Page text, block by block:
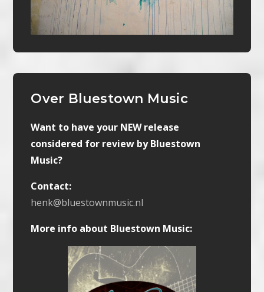
Over Bluestown Music
Want to have your NEW release
considered for review by Bluestown
Music?
Contact:
henk@bluestownmusic.nl
More info about Bluestown Music: